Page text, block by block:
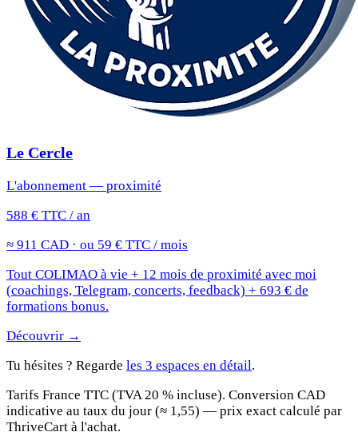
Le Cercle
L'abonnement — proximité
588 € TTC / an
≈ 911 CAD · ou 59 € TTC / mois
Tout COLIMAO à vie + 12 mois de proximité avec moi
(coachings, Telegram, concerts, feedback) + 693 € de
formations bonus.
Découvrir →
Tu hésites ? Regarde les 3 espaces en détail.
Tarifs France TTC (TVA 20 % incluse). Conversion CAD
indicative au taux du jour (≈ 1,55) — prix exact calculé par
ThriveCart à l'achat.